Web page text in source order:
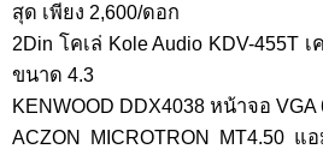
สุด เพียง 2,600/ดอก
2Din โคเล่ Kole Audio KDV-455T
ขนาด 4.3
KENWOOD DDX4038 หน้าจอ
ACZON MICROTRON MT4.50